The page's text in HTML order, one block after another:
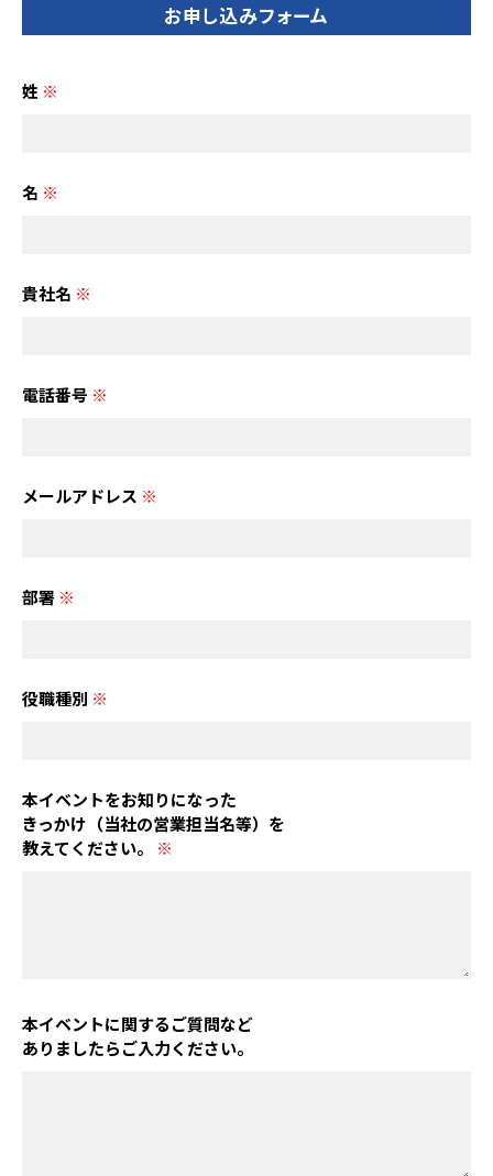
お申し込みフォーム
姓 ※
名 ※
貴社名 ※
電話番号 ※
メールアドレス ※
部署 ※
役職種別 ※
本イベントをお知りになった
きっかけ（当社の営業担当名等）を
教えてください。 ※
本イベントに関するご質問など
ありましたらご入力ください。